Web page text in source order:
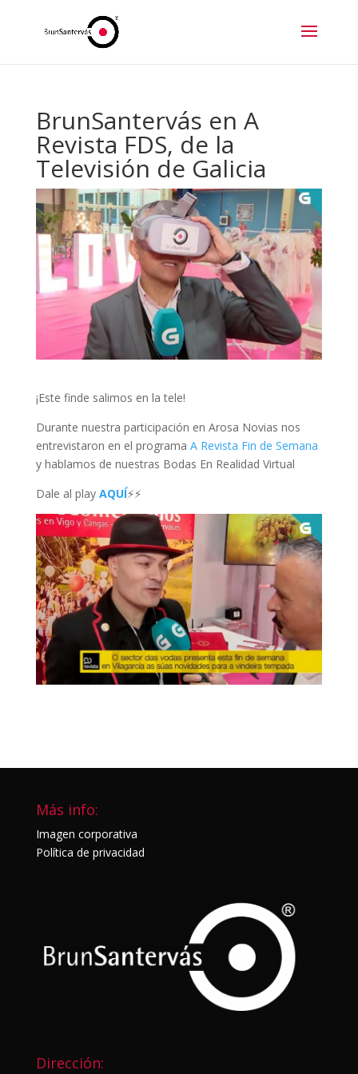
BrunSantervás en A
Revista FDS, de la
Televisión de Galicia
¡Este finde salimos en la tele!
Durante nuestra participación en Arosa Novias nos
entrevistaron en el programa A Revista Fin de Semana
y hablamos de nuestras Bodas En Realidad Virtual
Dale al play AQUÍ⚡⚡
Más info:
Imagen corporativa
Política de privacidad
Dirección: